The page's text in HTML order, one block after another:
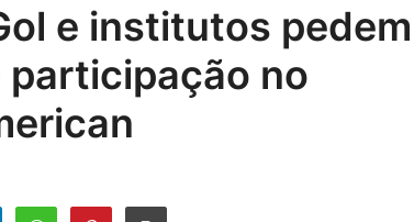
e institutos pedem
participação no